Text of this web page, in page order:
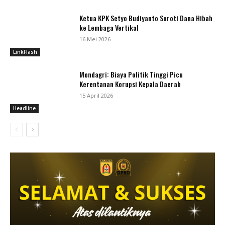
LinkFlash
Ketua KPK Setyo Budiyanto Soroti Dana Hibah
ke Lembaga Vertikal
16 Mei 2026
Headline
Mendagri: Biaya Politik Tinggi Picu
Kerentanan Korupsi Kepala Daerah
15 April 2026